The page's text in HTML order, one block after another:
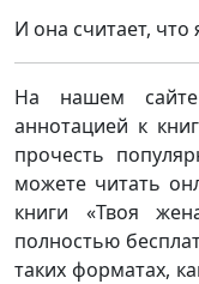
И она считает,
На нашем
аннотацией к
прочесть
можете читать
книги «Твоя
полностью
таких форматах,